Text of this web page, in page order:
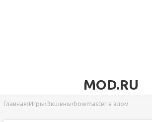
MOD.RU
Главная›Игры›Экшены› bowmaster в злом